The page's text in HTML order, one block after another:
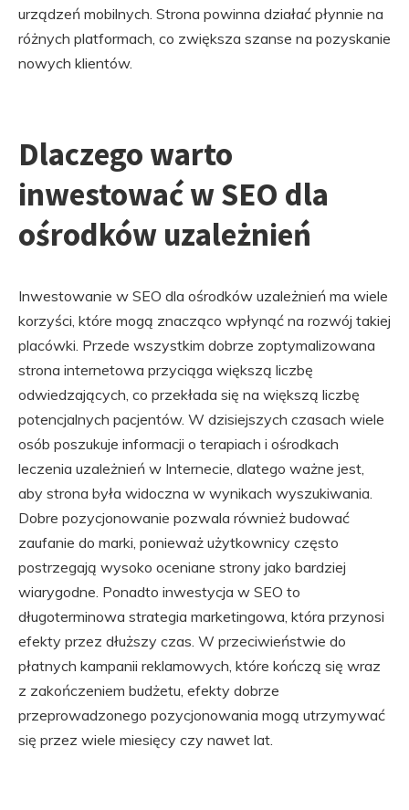
urządzeń mobilnych. Strona powinna działać płynnie na
różnych platformach, co zwiększa szanse na pozyskanie
nowych klientów.
Dlaczego warto
inwestować w SEO dla
ośrodków uzależnień
Inwestowanie w SEO dla ośrodków uzależnień ma wiele
korzyści, które mogą znacząco wpłynąć na rozwój takiej
placówki. Przede wszystkim dobrze zoptymalizowana
strona internetowa przyciąga większą liczbę
odwiedzających, co przekłada się na większą liczbę
potencjalnych pacjentów. W dzisiejszych czasach wiele
osób poszukuje informacji o terapiach i ośrodkach
leczenia uzależnień w Internecie, dlatego ważne jest,
aby strona była widoczna w wynikach wyszukiwania.
Dobre pozycjonowanie pozwala również budować
zaufanie do marki, ponieważ użytkownicy często
postrzegają wysoko oceniane strony jako bardziej
wiarygodne. Ponadto inwestycja w SEO to
długoterminowa strategia marketingowa, która przynosi
efekty przez dłuższy czas. W przeciwieństwie do
płatnych kampanii reklamowych, które kończą się wraz
z zakończeniem budżetu, efekty dobrze
przeprowadzonego pozycjonowania mogą utrzymywać
się przez wiele miesięcy czy nawet lat.